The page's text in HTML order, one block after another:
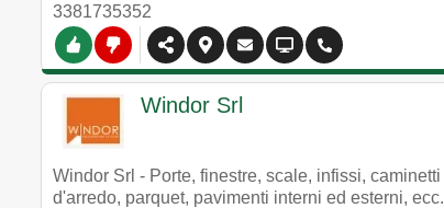
3381735352
Windor Srl
Windor Srl - Porte, finestre, scale, infissi,
d'arredo, parquet, pavimenti interni ed esterni, ecc.